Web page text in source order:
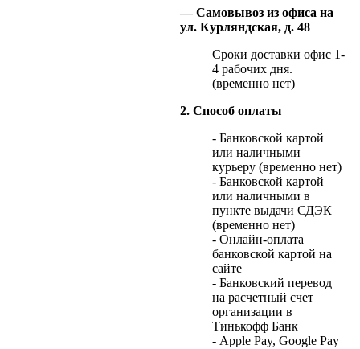
— Самовывоз из офиса на
ул. Курляндская, д. 48
Сроки доставки офис 1-
4 рабочих дня.
(временно нет)
2. Способ оплаты
- Банковской картой
или наличными
курьеру (временно нет)
- Банковской картой
или наличными в
пункте выдачи СДЭК
(временно нет)
- Онлайн-оплата
банковской картой на
сайте
- Банковский перевод
на расчетный счет
организации в
Тинькофф Банк
- Apple Pay, Google Pay